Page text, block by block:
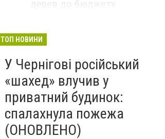
дерев до бюджету
ТОП НОВИНИ
У Чернігові російський
«шахед» влучив у
приватний будинок:
спалахнула пожежа
(ОНОВЛЕНО)